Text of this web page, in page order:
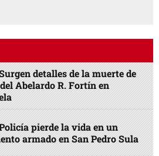
detalles de la muerte de
Abelardo R. Fortín en
pierde la vida en un
armado en San Pedro Sula